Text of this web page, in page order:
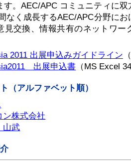
す。AEC/APC コミュニティに
なく成長するAEC/APC分野に
見交換、情報共有のネットワー
2011 出展申込みガイドライン
出展申込書 （MS Excel
（アルファベット順）
ン株式会社
武